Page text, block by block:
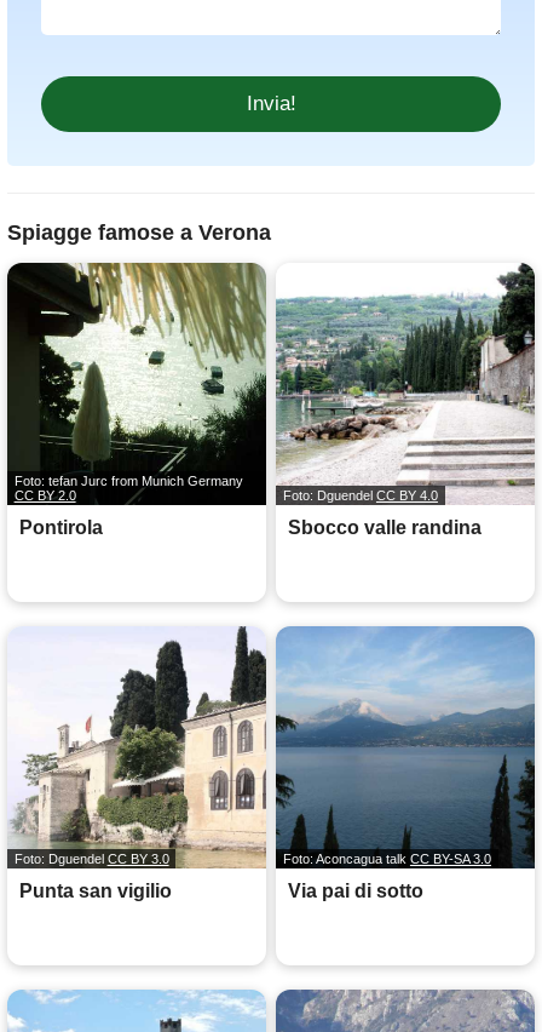
Spiagge famose a Verona
Foto: tefan Jurc from Munich Germany
CC BY 2.0
Pontirola
Foto: Dguendel CC BY 4.0
Sbocco valle randina
Foto: Dguendel CC BY 3.0
Punta san vigilio
Foto: Aconcagua talk CC BY-SA 3.0
Via pai di sotto